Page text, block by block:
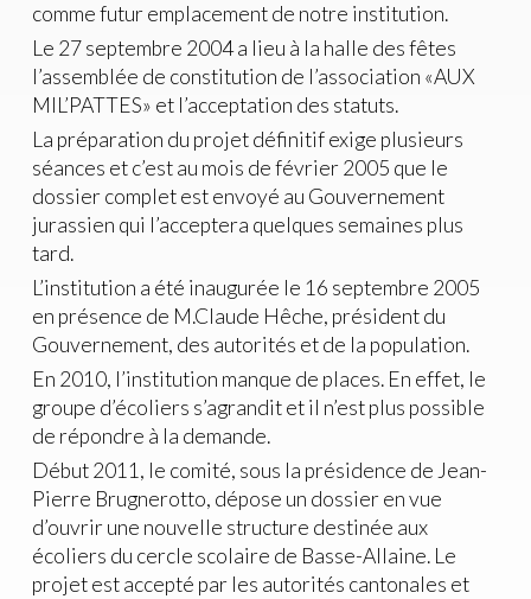
comme futur emplacement de notre institution.
Le 27 septembre 2004 a lieu à la halle des fêtes
l’assemblée de constitution de l’association «AUX
MIL’PATTES» et l’acceptation des statuts.
La préparation du projet définitif exige plusieurs
séances et c’est au mois de février 2005 que le
dossier complet est envoyé au Gouvernement
jurassien qui l’acceptera quelques semaines plus
tard.
L’institution a été inaugurée le 16 septembre 2005
en présence de M.Claude Hêche, président du
Gouvernement, des autorités et de la population.
En 2010, l’institution manque de places. En effet, le
groupe d’écoliers s’agrandit et il n’est plus possible
de répondre à la demande.
Début 2011, le comité, sous la présidence de Jean-
Pierre Brugnerotto, dépose un dossier en vue
d’ouvrir une nouvelle structure destinée aux
écoliers du cercle scolaire de Basse-Allaine. Le
projet est accepté par les autorités cantonales et